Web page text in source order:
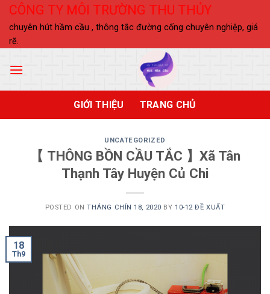
Skip
content
CÔNG TY MÔI TRƯỜNG THU THỦY
chuyên hút hầm cầu , thông tắc đường cống chuyên nghiệp, giá
rẽ.
GIỚI THIỆU TRANG CHỦ
UNCATEGORIZED
【 THÔNG BỒN CẦU TẮC 】Xã Tân
Thạnh Tây Huyện Củ Chi
POSTED ONTHÁNG CHÍN 18, 2020 BY10-12 ĐỀ XUẤT
18
Th9